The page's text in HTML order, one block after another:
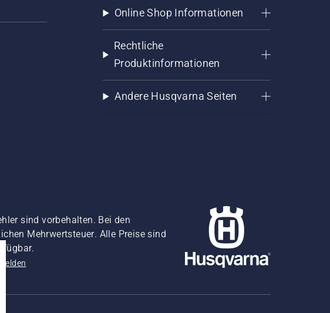
Online Shop Informationen
Rechtliche
Produktinformationen
Andere Husqvarna Seiten
sind vorbehalten. Bei den
Mehrwertsteuer. Alle Preise sind